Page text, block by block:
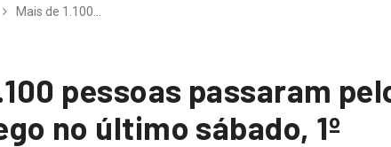
Mais de 1.100…
pessoas passaram
no último sábado, 1º